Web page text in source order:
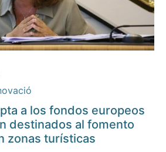
a los fondos europeos
destinados al fomento
zonas turísticas